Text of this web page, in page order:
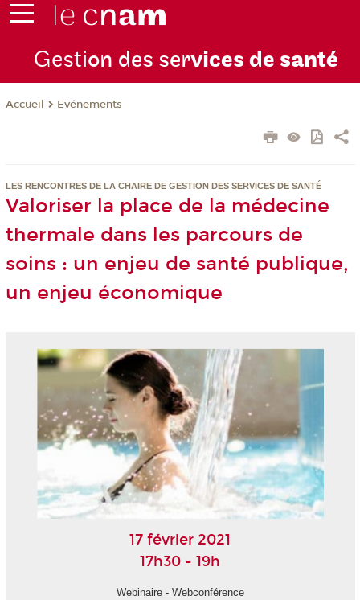
Gestion des services de santé
Accueil Evénements
LES RENCONTRES DE LA CHAIRE DE GESTION DES SERVICES DE SANTÉ
Valoriser la place de la médecine
thermale dans les parcours de
soins : un enjeu de santé publique,
un enjeu économique
17 février 2021
17h30 - 19h
Webinaire - Webconférence